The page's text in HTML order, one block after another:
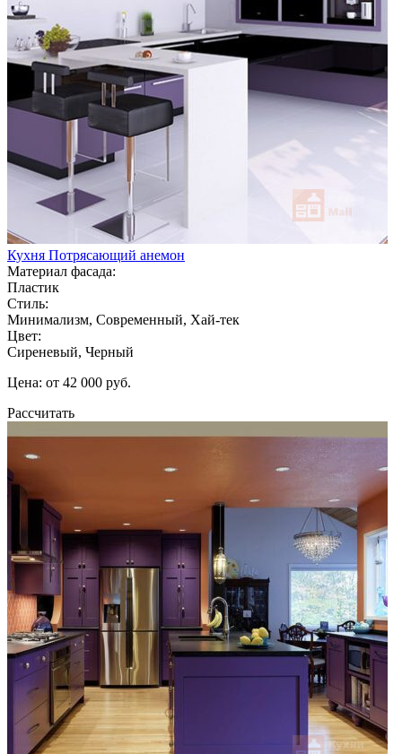
Кухня Потрясающий анемон
Материал фасада:
Пластик
Стиль:
Минимализм, Современный, Хай-тек
Цвет:
Сиреневый, Черный
Цена: от 42 000 руб.
Рассчитать